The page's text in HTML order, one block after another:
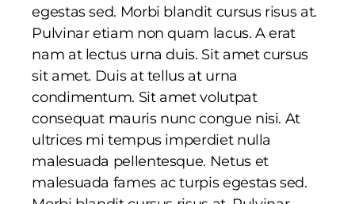
egestas sed. Morbi blandit cursus risus at.
Pulvinar etiam non quam lacus. A erat
nam at lectus urna duis. Sit amet cursus
sit amet. Duis at tellus at urna
condimentum. Sit amet volutpat
consequat mauris nunc congue nisi. At
ultrices mi tempus imperdiet nulla
malesuada pellentesque. Netus et
malesuada fames ac turpis egestas sed.